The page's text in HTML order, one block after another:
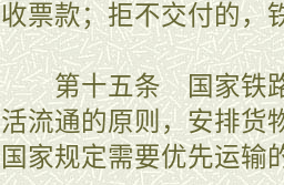
收票款；拒不交付的，
第十五条 国家铁路
活流通的原则，安排货
国家规定需要优先运输